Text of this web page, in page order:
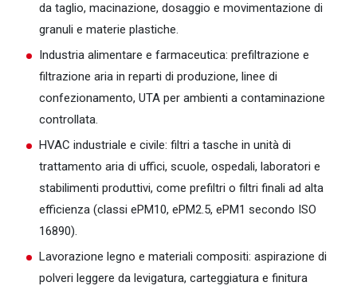
da taglio, macinazione, dosaggio e movimentazione di
granuli e materie plastiche.
Industria alimentare e farmaceutica: prefiltrazione e
filtrazione aria in reparti di produzione, linee di
confezionamento, UTA per ambienti a contaminazione
controllata.
HVAC industriale e civile: filtri a tasche in unità di
trattamento aria di uffici, scuole, ospedali, laboratori e
stabilimenti produttivi, come prefiltri o filtri finali ad alta
efficienza (classi ePM10, ePM2.5, ePM1 secondo ISO
16890).
Lavorazione legno e materiali compositi: aspirazione di
polveri leggere da levigatura, carteggiatura e finitura